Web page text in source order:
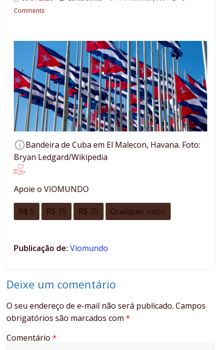
Comments
Bandeira de Cuba em El Malecon, Havana. Foto:
Bryan Ledgard/Wikipedia
Apoie o VIOMUNDO
R$ 5 R$ 15 R$ 35 Qualquer valor
Publicação de:Viomundo
Deixe um comentário
O seu endereço de e-mail não será publicado. Campos
obrigatórios são marcados com*
Comentário*